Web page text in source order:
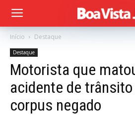
Início Destaque
Destaque
Motorista que
acidente de
corpus negado